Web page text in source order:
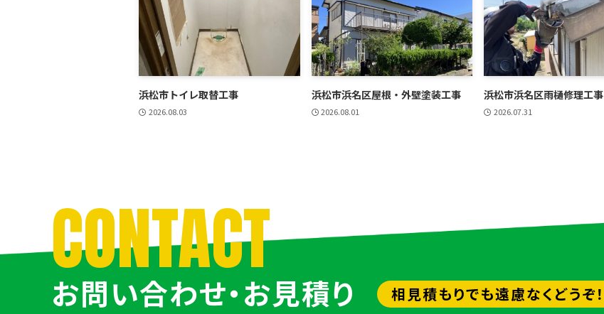
浜松市トイレ取替工事
2026.08.03
浜松市浜名区屋根・外壁塗装工事
2026.08.01
浜松市浜名区雨樋修理工事
2026.07.31
CONTACT
お問い合わせ・お見積り 相見積もりでも遠慮なくどうぞ！